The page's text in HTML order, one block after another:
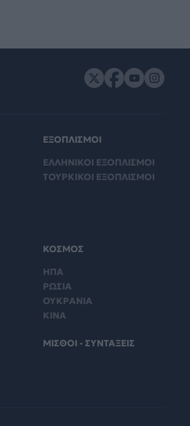
ΕΞΟΠΛΙΣΜΟΙ
ΕΛΛΗΝΙΚΟΙ ΕΞΟΠΛΙΣΜΟΙ
ΤΟΥΡΚΙΚΟΙ ΕΞΟΠΛΙΣΜΟΙ
ΚΟΣΜΟΣ
ΗΠΑ
ΡΩΣΙΑ
ΟΥΚΡΑΝΙΑ
ΚΙΝΑ
ΜΙΣΘΟΙ - ΣΥΝΤΑΞΕΙΣ